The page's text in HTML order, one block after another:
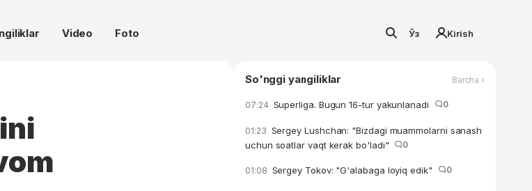
Video Foto Ўз Kirish
So'nggi yangiliklar Barcha ›
07:24 Superliga. Bugun 16-tur yakunlanadi 0
01:23 Sergey Lushchan: "Bizdagi muammolarni sanash
uchun soatlar vaqt kerak bo'ladi"
0
01:08 Sergey Tokov: "G'alabaga loyiq edik" 0